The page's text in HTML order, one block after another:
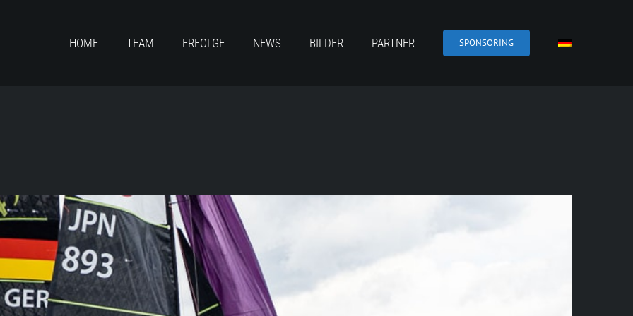
HOME TEAM ERFOLGE NEWS BILDER PARTNER SPONSORING